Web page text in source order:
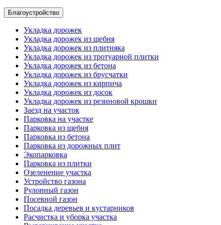
Благоустройство
Укладка дорожек
Укладка дорожек из щебня
Укладка дорожек из плитняка
Укладка дорожек из тротуарной плитки
Укладка дорожек из бетона
Укладка дорожек из брусчатки
Укладка дорожек из кирпича
Укладка дорожек из досок
Укладка дорожек из резиновой крошки
Заезд на участок
Парковка на участке
Парковка из щебня
Парковка из бетона
Парковка из дорожных плит
Экопарковка
Парковка из плитки
Озеленение участка
Устройство газона
Рулонный газон
Посевной газон
Посадка деревьев и кустарников
Расчистка и уборка участка